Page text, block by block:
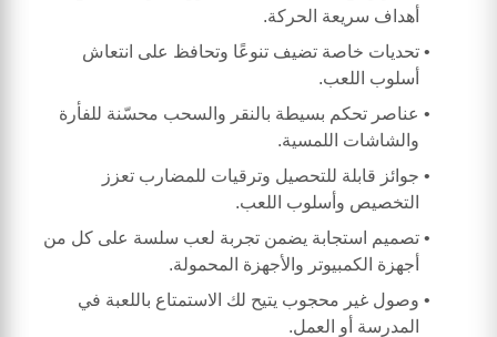
أهداف سريعة الحركة.
تحديات خاصة تضيف تنوعًا وتحافظ على انتعاش
أسلوب اللعب.
عناصر تحكم بسيطة بالنقر والسحب محسّنة للفأرة
والشاشات اللمسية.
جوائز قابلة للتحصيل وترقيات للمضارب تعزز
التخصيص وأسلوب اللعب.
تصميم استجابة يضمن تجربة لعب سلسة على كل من
أجهزة الكمبيوتر والأجهزة المحمولة.
وصول غير محجوب يتيح لك الاستمتاع باللعبة في
المدرسة أو العمل.